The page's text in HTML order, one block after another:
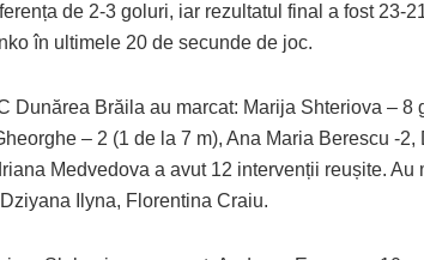
de 2-3 goluri, iar rezultatul final a fost 23-
în ultimele 20 de secunde de joc.
Dunărea Brăila au marcat: Marija Shteriova – 8
– 2 (1 de la 7 m), Ana Maria Berescu -
Medvedova a avut 12 intervenții reușite.
Ilyna, Florentina Craiu.